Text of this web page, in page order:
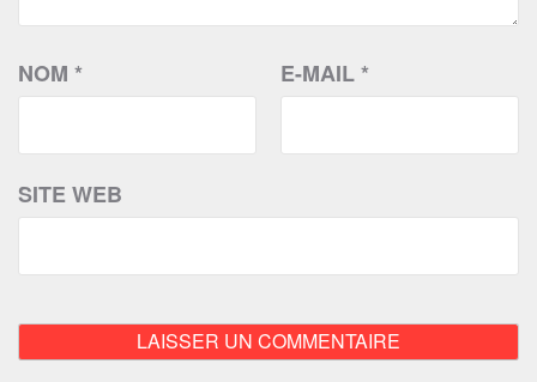
NOM * E-MAIL*
SITE WEB